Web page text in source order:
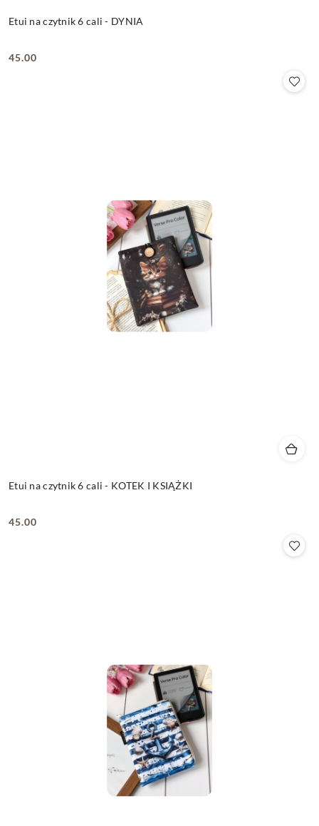
Etui na czytnik 6 cali - DYNIA
Cena:
45.00
Etui na czytnik 6 cali - KOTEK I KSIĄŻKI
Cena:
45.00